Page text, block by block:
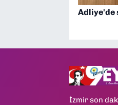
Adliye'de
İzmir son